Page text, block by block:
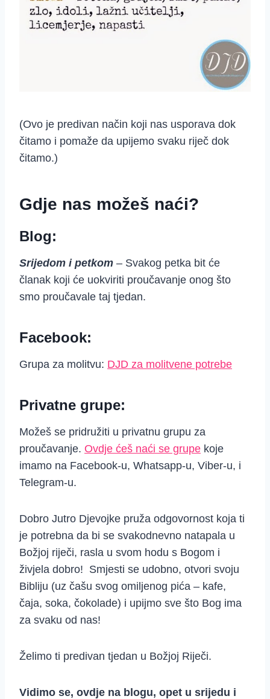
(Ovo je predivan način koji nas usporava dok
čitamo i pomaže da upijemo svaku riječ dok
čitamo.)
Gdje nas možeš naći?
Blog:
Srijedom i petkom – Svakog petka bit će
članak koji će uokviriti proučavanje onog što
smo proučavale taj tjedan.
Facebook:
Grupa za molitvu: DJD za molitvene potrebe
Privatne grupe:
Možeš se pridružiti u privatnu grupu za
proučavanje. Ovdje ćeš naći se grupe koje
imamo na Facebook-u, Whatsapp-u, Viber-u, i
Telegram-u.
Dobro Jutro Djevojke pruža odgovornost koja ti
je potrebna da bi se svakodnevno natapala u
Božjoj riječi, rasla u svom hodu s Bogom i
živjela dobro! Smjesti se udobno, otvori svoju
Bibliju (uz čašu svog omiljenog pića – kafe,
čaja, soka, čokolade) i upijmo sve što Bog ima
za svaku od nas!
Želimo ti predivan tjedan u Božjoj Riječi.
Vidimo se, ovdje na blogu, opet u srijedu i